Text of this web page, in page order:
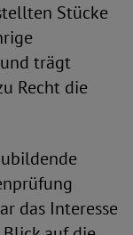
Stücke
trägt
Recht die
das Interesse